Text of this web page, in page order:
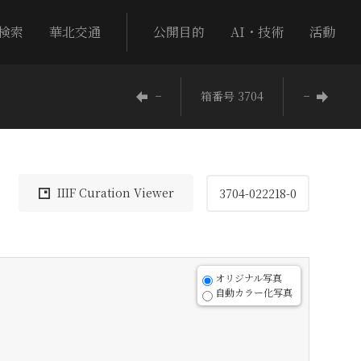
索 華北交通 公開目的 AI・技術 活動
− 箱番号 3704 −
IIIF Curation Viewer 3704-022218-0
オリジナル写真
自動カラー化写真